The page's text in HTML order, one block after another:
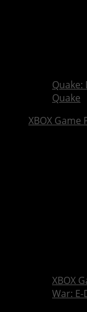
Quake:
Quake
XBOX Game
XBOX
War: